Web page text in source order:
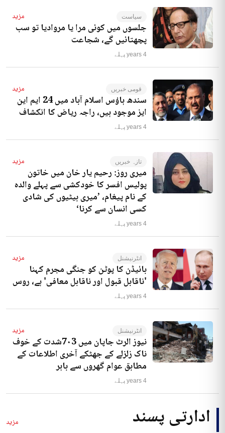
سیاست مزید
جلسوں میں کوئی مرا یا مروادیا تو سب
پچھتائیں گے، شجاعت
4 years پہلے
قومی خبریں مزید
سندھ ہاؤس اسلام آباد میں 24 ایم این
ایز موجود ہیں، راجہ ریاض کا انکشاف
4 years پہلے
تازہ خبریں مزید
میری روز: رحیم یار خان میں خاتون
پولیس افسر کا خودکشی سے پہلے والدہ
کے نام پیغام، ’میری بیٹیوں کی شادی
کسی انسان سے کرنا‘
4 years پہلے
انٹرنیشنل مزید
بائیڈن کا پوٹن کو جنگی مجرم کہنا
'ناقابل قبول اور ناقابل معافی' ہے، روس
4 years پہلے
انٹرنیشنل مزید
نیوز الرٹ جاپان میں 7۰3شدت کے خوف
ناک زلزلے کے جھٹکے آخری اطلاعات کے
مطابق عوام گھروں سے باہر
4 years پہلے
ادارتی پسند مزید